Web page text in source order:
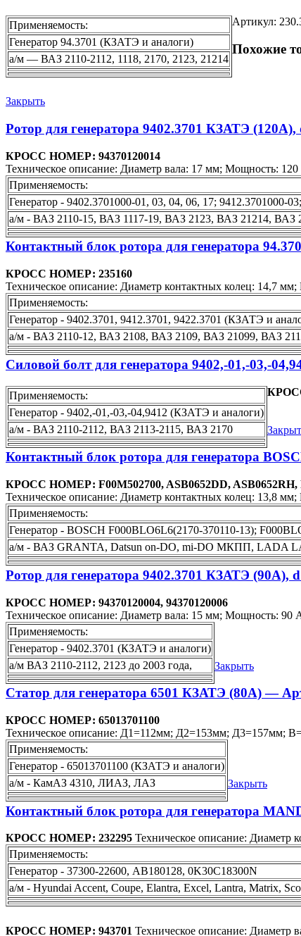
Применяемость:
Генератор 94.3701 (КЗАТЭ и аналоги)
а/м — ВАЗ 2110-2112, 1118, 2170, 2123, 21214
Артикул:
Похожие
Закрыть
Ротор для генератора 9402.3701 КЗАТЭ
КРОСС НОМЕР: 94370120014
Техническое описание: Диаметр вала: 17 мм; Мощность:
Применяемость:
Генератор - 9402.3701000-01, 03, 04, 06, 17; 9412.3701000-
а/м - ВАЗ 2110-15, ВАЗ 1117-19, ВАЗ 2123, ВАЗ 21214, ВАЗ
Контактный блок ротора для генератора
КРОСС НОМЕР: 235160
Техническое описание: Диаметр контактных колец: 14,7
Применяемость:
Генератор - 9402.3701, 9412.3701, 9422.3701 (КЗАТЭ и
а/м - ВАЗ 2110-12, ВАЗ 2108, ВАЗ 2109, ВАЗ 21099, ВАЗ
Силовой болт для генератора 9402,-01,-03,-
Применяемость:
Генератор - 9402,-01,-03,-04,9412 (КЗАТЭ и аналоги)
а/м - ВАЗ 2110-2112, ВАЗ 2113-2115, ВАЗ 2170
Контактный блок ротора для генератора
КРОСС НОМЕР: F00M502700, ASB0652DD, ASB0652RH,
Техническое описание: Диаметр контактных колец: 13,8
Применяемость:
Генератор - BOSСH F000BLO6L6(2170-370110-13);
а/м - ВАЗ GRANTA, Datsun on-DO, mi-DO МКПП, LADA
Ротор для генератора 9402.3701 КЗАТЭ (90А),
КРОСС НОМЕР: 94370120004, 94370120006
Техническое описание: Диаметр вала: 15 мм; Мощность: 90
Применяемость:
Генератор - 9402.3701 (КЗАТЭ и аналоги)
а/м ВАЗ 2110-2112, 2123 до 2003 года,
Закрыть
Статор для генератора 6501 КЗАТЭ (80А) —
КРОСС НОМЕР: 65013701100
Техническое описание: Д1=112мм; Д2=153мм; Д3=157мм;
Применяемость:
Генератор - 65013701100 (КЗАТЭ и аналоги)
а/м - КамAЗ 4310, ЛИАЗ, ЛАЗ
Закрыть
Контактный блок ротора для генератора
КРОСС НОМЕР: 232295 Техническое описание: Диаметр
Применяемость:
Генератор - 37300-22600, AB180128, 0K30C18300N
а/м - Hyundai Accent, Coupe, Elantra, Excel, Lantra, Matrix,
КРОСС НОМЕР: 943701 Техническое описание: Диаметр